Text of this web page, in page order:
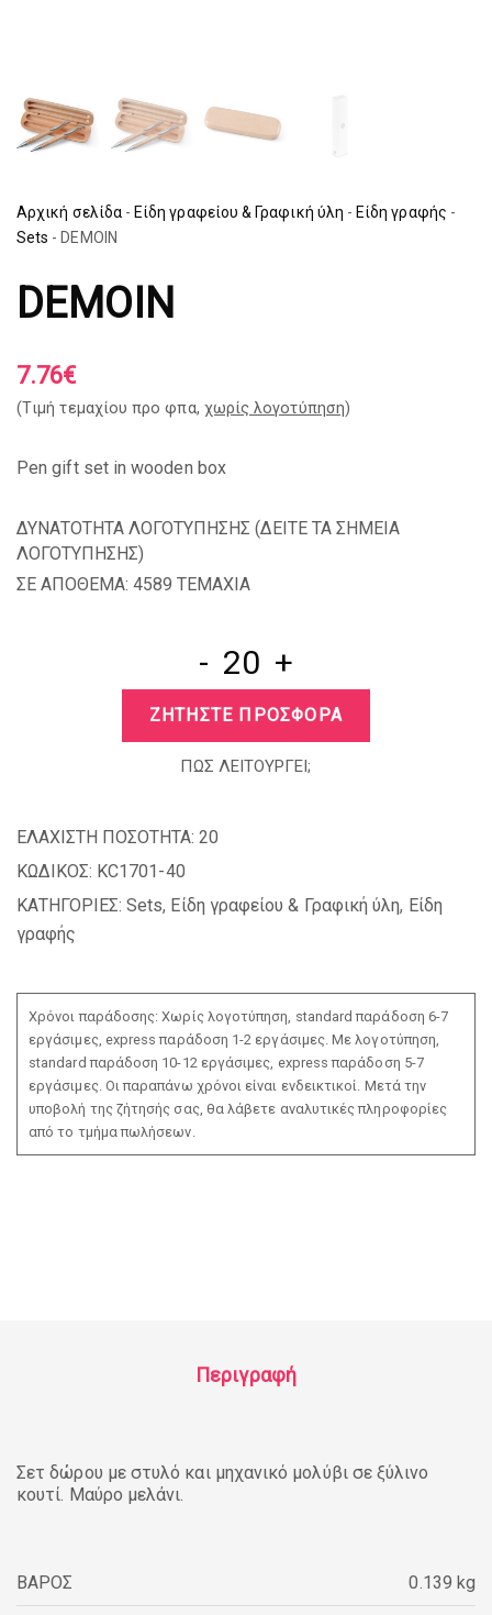
Αρχική σελίδα - Είδη γραφείου & Γραφική ύλη - Είδη γραφής -
Sets - DEMOIN
DEMOIN
7.76€
(Tιμή τεμαχίου προ φπα, χωρίς λογοτύπηση)
Pen gift set in wooden box
ΔΥΝΑΤΟΤΗΤΑ ΛΟΓΟΤΥΠΗΣΗΣ (ΔΕΙΤΕ ΤΑ ΣΗΜΕΙΑ
ΛΟΓΟΤΥΠΗΣΗΣ)
ΣΕ ΑΠΟΘΕΜΑ: 4589 TEMAXIA
- +
ΖΗΤΗΣΤΕ ΠΡΟΣΦΟΡΑ
ΠΩΣ ΛΕΙΤΟΥΡΓΕΙ;
ΕΛΑΧΙΣΤΗ ΠΟΣΟΤΗΤΑ: 20
ΚΩΔΙΚΟΣ: KC1701-40
ΚΑΤΗΓΟΡΙΕΣ: Sets, Είδη γραφείου & Γραφική ύλη, Είδη
γραφής
Χρόνοι παράδοσης: Χωρίς λογοτύπηση, standard παράδοση 6-7
εργάσιμες, express παράδοση 1-2 εργάσιμες. Με λογοτύπηση,
standard παράδοση 10-12 εργάσιμες, express παράδοση 5-7
εργάσιμες. Οι παραπάνω χρόνοι είναι ενδεικτικοί. Μετά την
υποβολή της ζήτησής σας, θα λάβετε αναλυτικές πληροφορίες
από το τμήμα πωλήσεων.
Περιγραφή
Σετ δώρου με στυλό και μηχανικό μολύβι σε ξύλινο
κουτί. Μαύρο μελάνι.
ΒΑΡΟΣ 0.139 kg